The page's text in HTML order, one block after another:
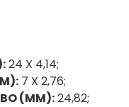
24 X 4,14;
7 X 2,76;
(MM):24,82;